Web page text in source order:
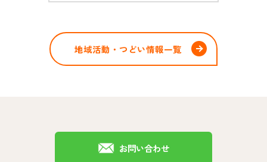
地域活動・つどい情報一覧
お問い合わせ